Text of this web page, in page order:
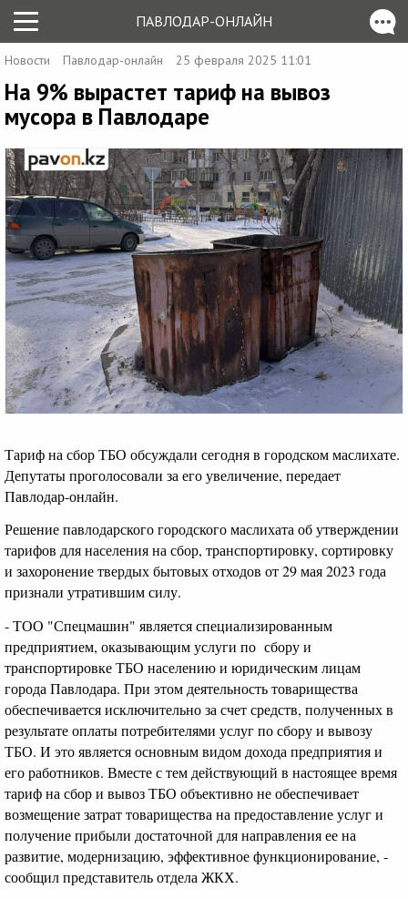
ПАВЛОДАР-ОНЛАЙН
Новости Павлодар-онлайн 25 февраля 2025 11:01
На 9% вырастет тариф на вывоз
мусора в Павлодаре
Тариф на сбор ТБО обсуждали сегодня в городском маслихате.
Депутаты проголосовали за его увеличение, передает
Павлодар-онлайн.
Решение павлодарского городского маслихата об утверждении
тарифов для населения на сбор, транспортировку, сортировку
и захоронение твердых бытовых отходов от 29 мая 2023 года
признали утратившим силу.
- ТОО "Спецмашин" является специализированным
предприятием, оказывающим услуги по сбору и
транспортировке ТБО населению и юридическим лицам
города Павлодара. При этом деятельность товарищества
обеспечивается исключительно за счет средств, полученных в
результате оплаты потребителями услуг по сбору и вывозу
ТБО. И это является основным видом дохода предприятия и
его работников. Вместе с тем действующий в настоящее время
тариф на сбор и вывоз ТБО объективно не обеспечивает
возмещение затрат товарищества на предоставление услуг и
получение прибыли достаточной для направления ее на
развитие, модернизацию, эффективное функционирование, -
сообщил представитель отдела ЖКХ.